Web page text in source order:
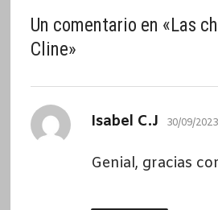
Un comentario en «Las
Cline»
Isabel C.J dice:
30/09/
Genial, gracias